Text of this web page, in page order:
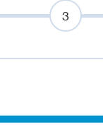
3